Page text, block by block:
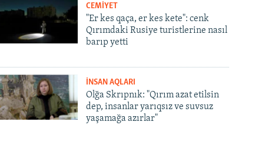
CEMİYET
"Er kes qaça, er kes kete": cenk
Qırımdaki Rusiye turistlerine nasıl
barıp yetti
İNSAN AQLARI
Olğa Skrıpnık: "Qırım azat etilsin
dep, insanlar yarıqsız ve suvsuz
yaşamağa azırlar"